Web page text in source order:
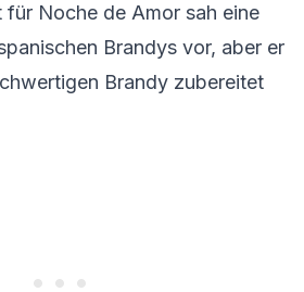
für Noche de Amor sah eine
Brandys vor, aber er
Brandy zubereitet